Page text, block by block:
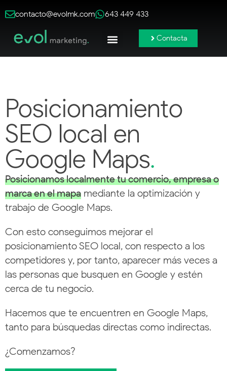
contacto@evolmk.com 643 449 433
Contacta
Posicionamiento
SEO local en
Google Maps.
Posicionamos localmente tu comercio, empresa o
marca en el mapa mediante la optimización y
trabajo de Google Maps.
Con esto conseguimos mejorar el
posicionamiento SEO local, con respecto a los
competidores y, por tanto, aparecer más veces a
las personas que busquen en Google y estén
cerca de tu negocio.
Hacemos que te encuentren en Google Maps,
tanto para búsquedas directas como indirectas.
¿Comenzamos?